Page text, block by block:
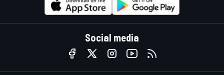
Social media